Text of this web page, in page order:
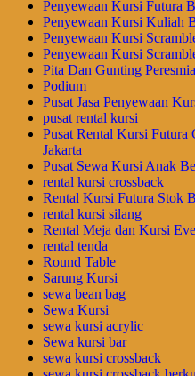
Penyewaan Kursi Futura
Penyewaan Kursi Kuliah
Penyewaan Kursi
Penyewaan Kursi
Pita Dan Gunting
Podium
Pusat Jasa Penyewaan
pusat rental kursi
Pusat Rental Kursi
Jakarta
Pusat Sewa Kursi Anak
rental kursi crossback
Rental Kursi Futura Stok
rental kursi silang
Rental Meja dan Kursi
rental tenda
Round Table
Sarung Kursi
sewa bean bag
Sewa Kursi
sewa kursi acrylic
Sewa kursi bar
sewa kursi crossback